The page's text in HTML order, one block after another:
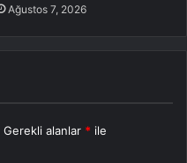
Ağustos 7, 2026
Gerekli alanlar * ile